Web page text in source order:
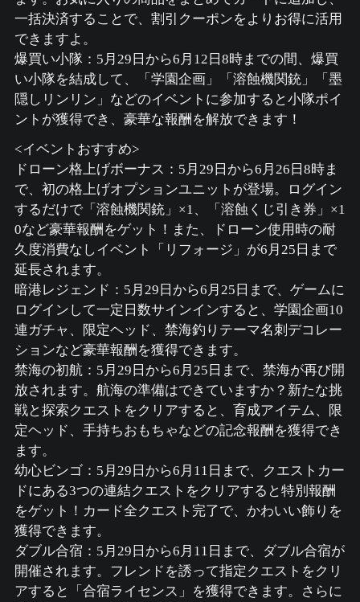
一括決済することで、割引クーポンをよりお得に活用
できますよ。
爆買い小隊：5月29日から6月12日8時までの間、爆買
い小隊を結成して、「学園企画」「溶蝕機関銃」「墨
隠しリンリン」などのイベントに参加すると小隊ポイ
ントが獲得でき、豪華な報酬を解放できます！
<イベントおすすめ>
ドローン格上げボーナス：5月29日から6月26日8時ま
で、初の格上げオプションユニットが登場。ログイン
するだけで「溶蝕機関銃」×1、「溶蝕くじ引き券」×1
0など豪華報酬をゲット！また、ドローン使用時の耐
久度消費なしイベント「リフォージ」が6月25日まで
延長されます。
暗港レジェンド：5月29日から6月25日まで、ゲームに
ログインして一定日数サインインすると、学園企画10
連ガチャ、限定ヘッド、禁海釣りテーマ名刺デコレー
ションなど豪華報酬を獲得できます。
禁海の初航：5月29日から6月25日まで、禁海が再び開
放されます。航海の準備はできていますか？新たな挑
戦と探索クエストをクリアすると、育成アイテム、限
定ヘッド、手持ちおもちゃなどの記念報酬を獲得でき
ます。
幼心ビンゴ：5月29日から6月11日まで、クエストカー
ドにある3つの連結クエストをクリアすると特別報酬
をゲット！カード全クエスト完了で、かわいい飾りを
獲得できます。
ダブル合宿：5月29日から6月11日まで、ダブル合宿が
開催されます。フレンドを誘って指定クエストをクリ
アすると「合宿ライセンス」を獲得できます。さらに